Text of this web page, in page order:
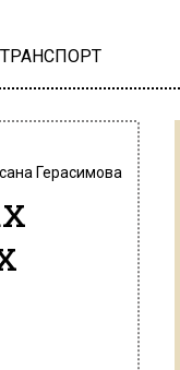
ТРАНСПОРТ
Герасимова